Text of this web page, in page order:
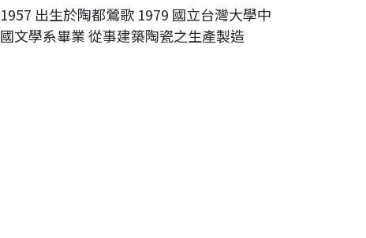
1957 出生於陶都鶯歌 1979 國立台灣大學中
國文學系畢業 從事建築陶瓷之生產製造